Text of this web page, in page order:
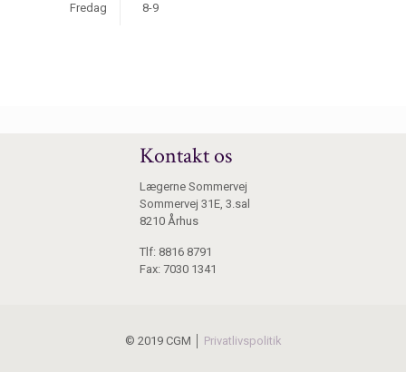
Fredag 8-9
Kontakt os
Lægerne Sommervej
Sommervej 31E, 3.sal
8210 Århus
Tlf: 8816 8791
Fax: 7030 1341
© 2019 CGM │ Privatlivspolitik